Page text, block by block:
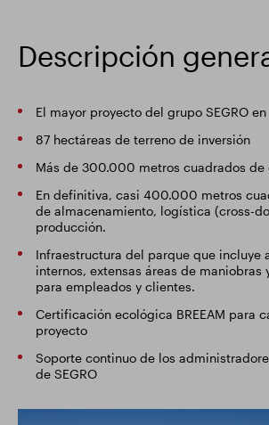
Descripción
El mayor proyecto del grupo SEGRO
87 hectáreas de terreno de inversión
Más de 300.000 metros cuadrados de
En definitiva, casi 400.000 metros
de almacenamiento, logística (cross-
producción.
Infraestructura del parque que incluye
internos, extensas áreas de maniobras
para empleados y clientes.
Certificación ecológica BREEAM para
proyecto
Soporte continuo de los
de SEGRO